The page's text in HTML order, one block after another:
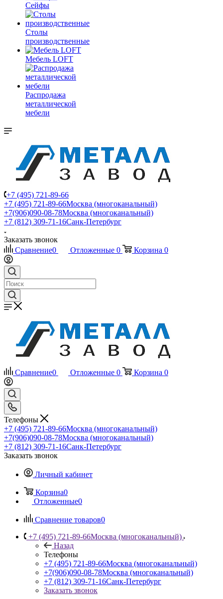
Сейфы
Столы
производственные
Мебель LOFT
Распродажа
металлической
мебели
+7 (495) 721-89-66
+7 (495) 721-89-66Москва (многоканальный)
+7(906)090-08-78Москва (многоканальный)
+7 (812) 309-71-16Санк-Петербург
Заказать звонок
Сравнение0 Отложенные 0 Корзина 0
Сравнение0 Отложенные 0 Корзина 0
Телефоны
+7 (495) 721-89-66Москва (многоканальный)
+7(906)090-08-78Москва (многоканальный)
+7 (812) 309-71-16Санк-Петербург
Заказать звонок
Личный кабинет
Корзина0
Отложенные0
Сравнение товаров0
+7 (495) 721-89-66Москва (многоканальный)
Назад
Телефоны
+7 (495) 721-89-66Москва (многоканальный)
+7(906)090-08-78Москва (многоканальный)
+7 (812) 309-71-16Санк-Петербург
Заказать звонок